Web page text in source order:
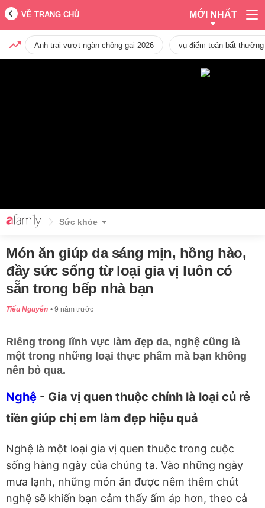
VỀ TRANG CHỦ MỚI NHẤT
Anh trai vượt ngàn chông gai 2026 vụ điểm toán bất
Sức khỏe
Món ăn giúp da sáng mịn, hồng hào,
đầy sức sống từ loại gia vị luôn có
sẵn trong bếp nhà bạn
Tiểu Nguyễn 9 năm trước
Riêng trong lĩnh vực làm đẹp da, nghệ cũng là
một trong những loại thực phẩm mà bạn không
nên bỏ qua.
Nghệ - Gia vị quen thuộc chính là loại củ rẻ
tiền giúp chị em làm đẹp hiệu quả
Nghệ là một loại gia vị quen thuộc trong cuộc
sống hàng ngày của chúng ta. Vào những ngày
mưa lạnh, những món ăn được nêm thêm chút
nghệ sẽ khiến bạn cảm thấy ấm áp hơn, theo cả